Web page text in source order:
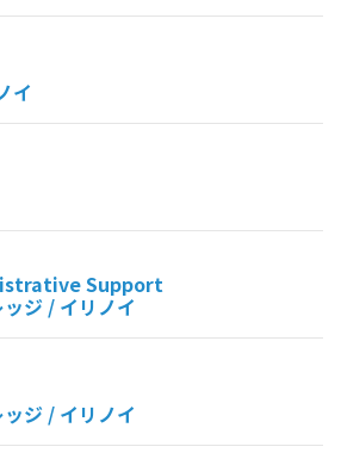
イ
Support
ジ / イリノイ
ジ / イリノイ